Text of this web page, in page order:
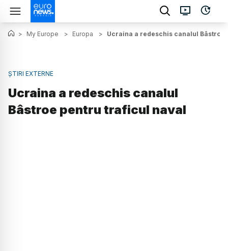
> My Europe > Europa > Ucraina a redeschis canalul
ȘTIRI EXTERNE
Ucraina a redeschis canalul
Bâstroe pentru traficul naval